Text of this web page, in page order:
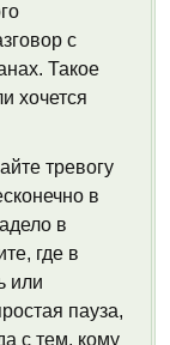
с
Такое
хочется
тревогу
в
в
где в
или
пауза,
с тем, кому